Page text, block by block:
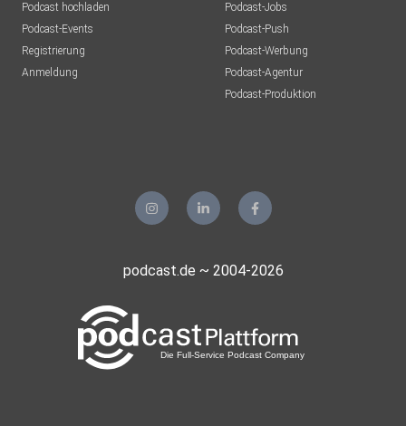
Quellen aus der Folge:
ARD Dokumentation: Die Last der Spiele – Druck. Leere.
Mehr zum Thema bei Deutschlandfunk Nova:
Doping in der DDR: Pillen auch für Kinder und Jugendliche
Gesundheit: Wie unsere Psyche Schmerzen beeinflusst
Podcast hochladen
Podcast-Events
Registrierung
Anmeldung
Podcast-Jobs
Podcast-Push
Podcast-Werbung
Podcast-Agentur
Podcast-Produktion
podcast.de ~ 2004-2026